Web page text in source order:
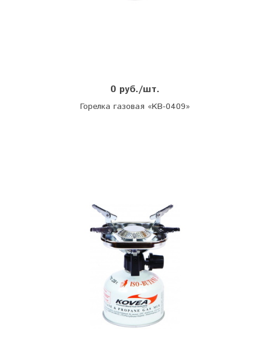
0 руб./шт.
Горелка газовая «KB-0409»